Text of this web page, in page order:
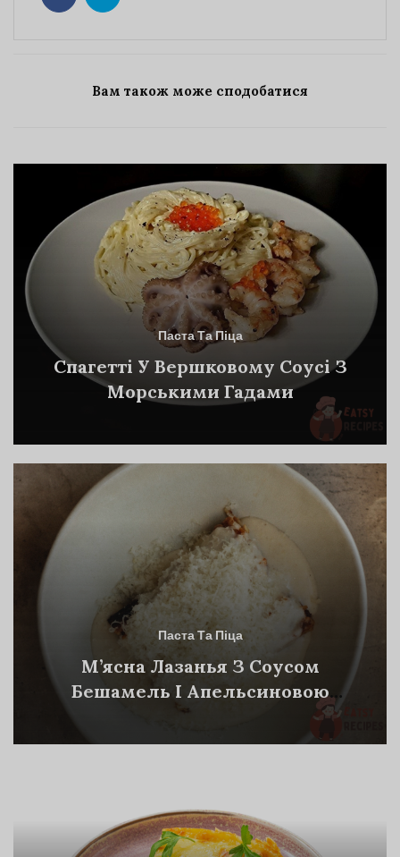
Вам також може сподобатися
Паста Та Піца
Спагетті У Вершковому Соусі З
Морськими Гадами
Паста Та Піца
М’ясна Лазанья З Соусом
Бешамель І Апельсиновою
Цедрою